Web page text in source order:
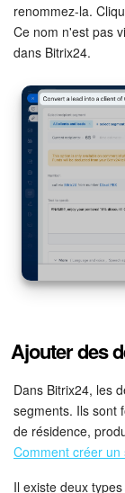
On-
renommez-la.
Ce nom n'est pas
dans Bitrix24.
Ajouter des
Dans Bitrix24, les
segments. Ils sont
de résidence,
Comment créer
Il existe deux